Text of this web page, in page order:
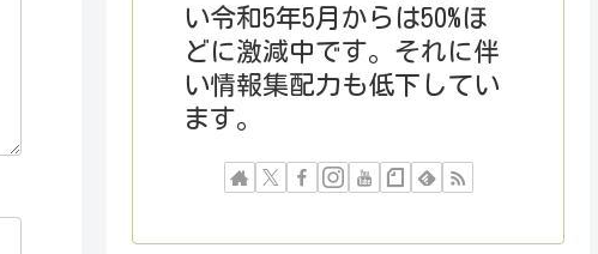
い令和5年5月からは50%ほ
どに激減中です。それに伴
い情報集配力も低下してい
ます。